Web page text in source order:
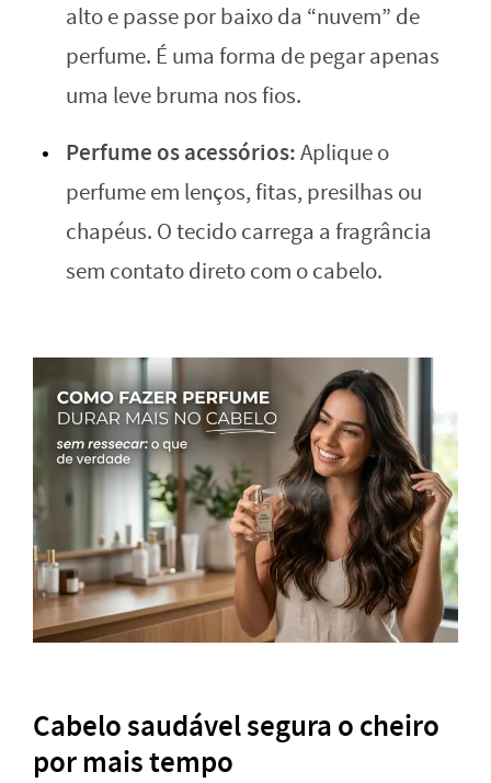
alto e passe por baixo da “nuvem” de
perfume. É uma forma de pegar apenas
uma leve bruma nos fios.
Perfume os acessórios:Aplique o
perfume em lenços, fitas, presilhas ou
chapéus. O tecido carrega a fragrância
sem contato direto com o cabelo.
Cabelo saudável segura o cheiro
por mais tempo